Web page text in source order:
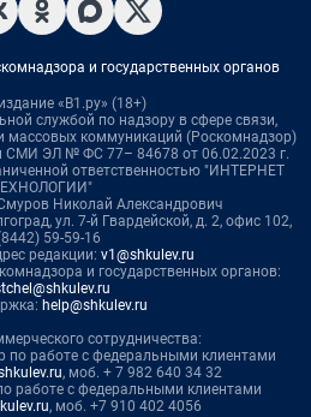
и государственных органов
«В1.ру» (18+)
службой по надзору в сфере связи,
массовых коммуникаций (Роскомнадзор)
СМИ ЭЛ № ФС 77– 84678 от 06.02.2023 г.
ответственностью "ИНТЕРНЕТ
Николай Александрович
ул. 7-й Гвардейской, д. 2, офис 102,
59-59-16
редакции: v1@shkulev.ru
и государственных органов:
help@shkulev.ru
сотрудничества:
работе с федеральными клиентами
, моб. + 7 982 640 34 32
работе с федеральными клиентами
, моб. +7 910 402 4056